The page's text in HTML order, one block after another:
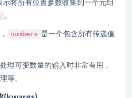
示将所有位置参数收集到一个元组
。
numbers 是一个包含所有传递值
理可变数量的输入时非常有用，
等。